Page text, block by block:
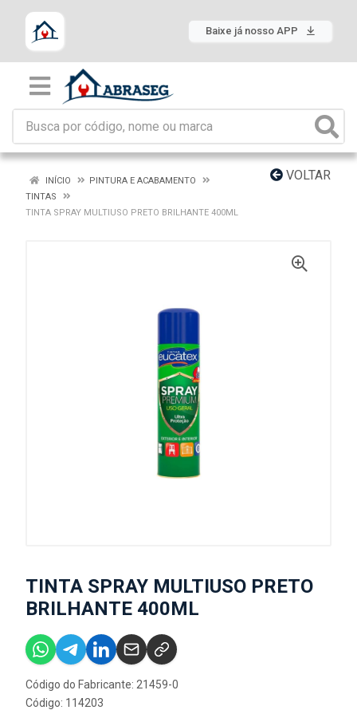
Baixe já nosso APP
VOLTAR
INÍCIO
PINTURA E ACABAMENTO
TINTAS
TINTA SPRAY MULTIUSO PRETO BRILHANTE 400ML
TINTA SPRAY MULTIUSO PRETO
BRILHANTE 400ML
Código do Fabricante: 21459-0
Código: 114203